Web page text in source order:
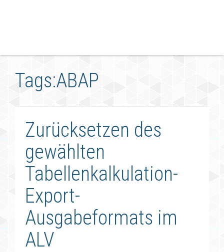
Tags:ABAP
Zurücksetzen des
gewählten
Tabellenkalkulation-
Export-
Ausgabeformats im
ALV